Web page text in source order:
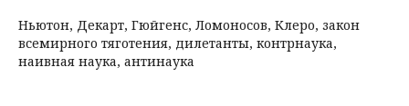
Ньютон, Декарт, Гюйгенс, Ломоносов, Клеро, закон
всемирного тяготения, дилетанты, контрнаука,
наивная наука, антинаука